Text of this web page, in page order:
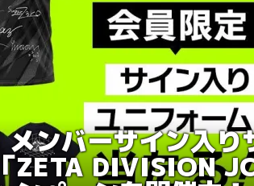
ンバーサイン入り
ZETA DIVISION